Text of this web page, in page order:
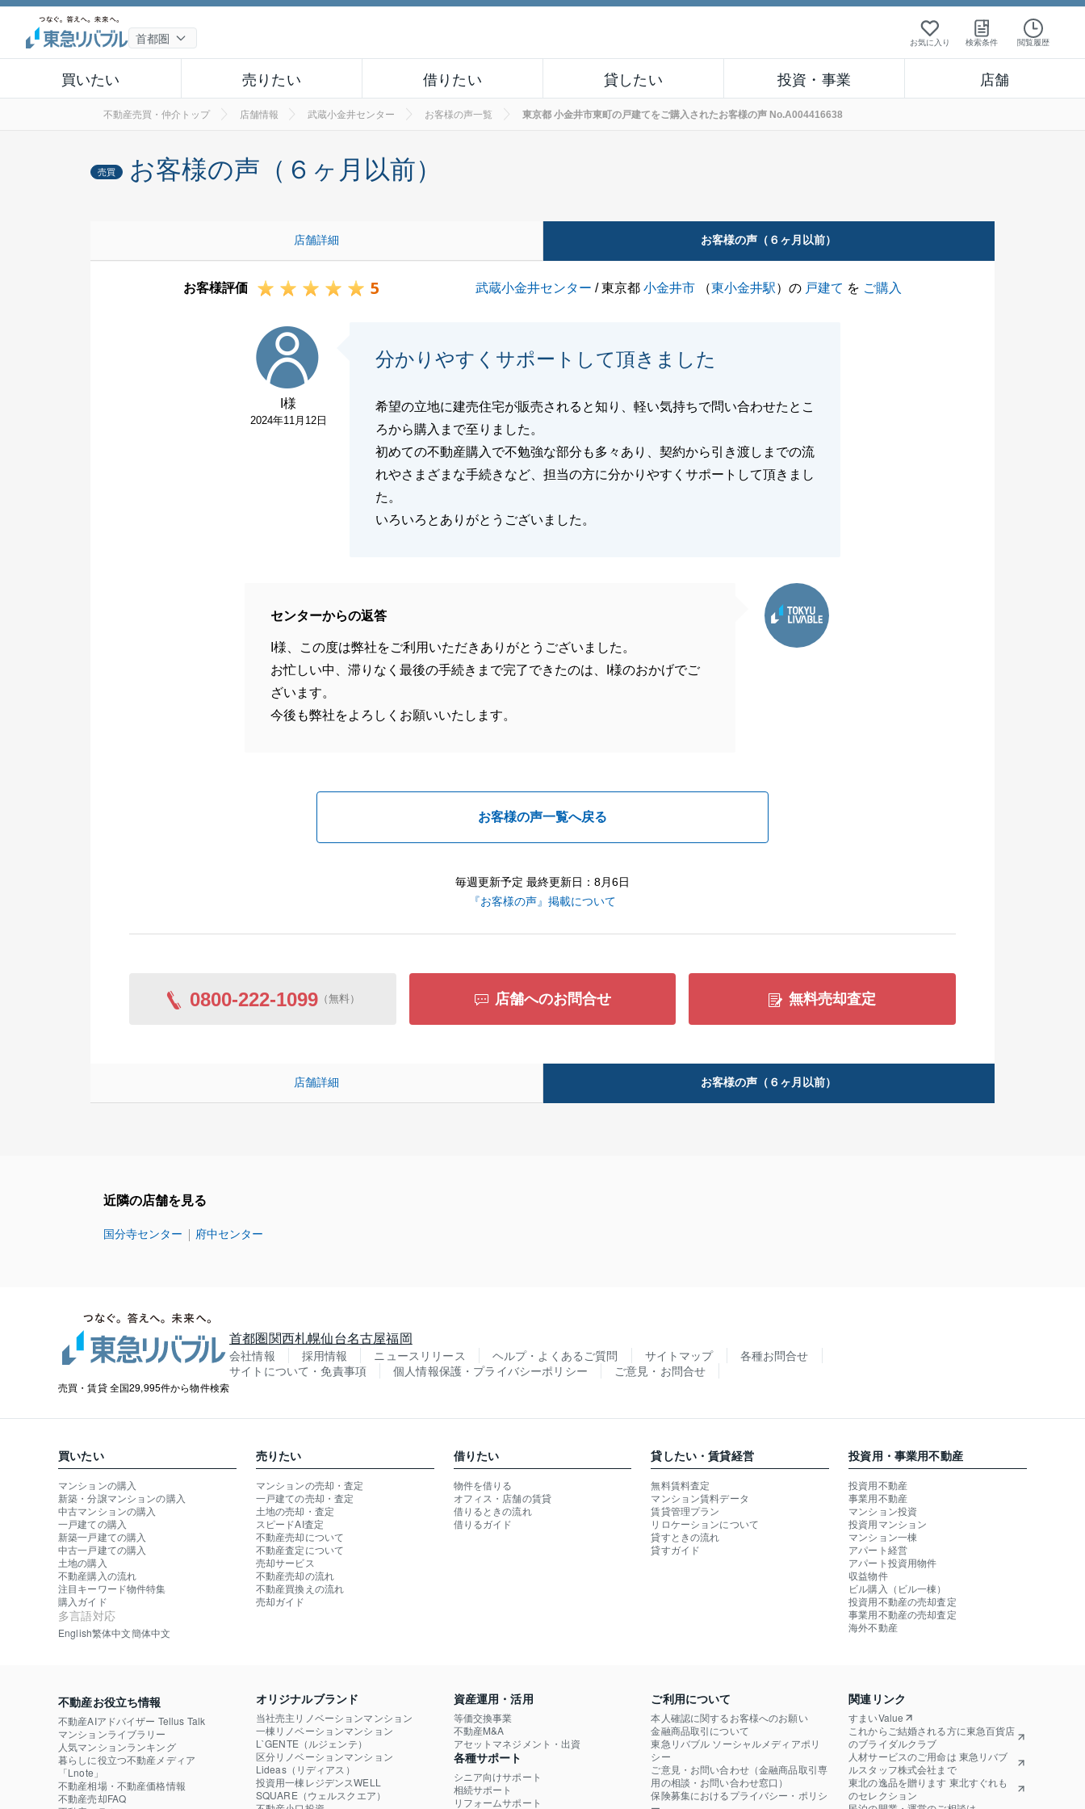
お気に入り 検索条件 閲覧履歴
買いたい 売りたい 借りたい 貸したい 投資・事業 店舗
不動産売買・仲介トップ 店舗情報 武蔵小金井センター お客様の声一覧 東京都 小金井市東町の戸建てをご購入されたお客様の声 No.A004416638
売買 お客様の声（６ヶ月以前）
店舗詳細 お客様の声（６ヶ月以前）
お客様評価 5 武蔵小金井センター / 東京都小金井市 （東小金井駅）の 戸建て を ご購入
I様
2024年11月12日
分かりやすくサポートして頂きました
希望の立地に建売住宅が販売されると知り、軽い気持ちで問い合わせたとこ
ろから購入まで至りました。
初めての不動産購入で不勉強な部分も多々あり、契約から引き渡しまでの流
れやさまざまな手続きなど、担当の方に分かりやすくサポートして頂きまし
た。
いろいろとありがとうございました。
センターからの返答
I様、この度は弊社をご利用いただきありがとうございました。
お忙しい中、滞りなく最後の手続きまで完了できたのは、I様のおかげでご
ざいます。
今後も弊社をよろしくお願いいたします。
お客様の声一覧へ戻る
毎週更新予定 最終更新日：8月6日
『お客様の声』掲載について
0800-222-1099 （無料） 店舗へのお問合せ 無料売却査定
店舗詳細 お客様の声（６ヶ月以前）
近隣の店舗を見る
国分寺センター 府中センター
売買・賃貸 全国29,995件から物件検索
首都圏関西札幌仙台名古屋福岡
会社情報 採用情報 ニュースリリース ヘルプ・よくあるご質問 サイトマップ
各種お問合せ
サイトについて・免責事項
個人情報保護・プライバシーポリシー ご意見・お問合せ
買いたい
マンションの購入
新築・分譲マンションの購入
中古マンションの購入
一戸建ての購入
新築一戸建ての購入
中古一戸建ての購入
土地の購入
不動産購入の流れ
注目キーワード物件特集
購入ガイド
多言語対応
English繁体中文簡体中文
売りたい
マンションの売却・査定
一戸建ての売却・査定
土地の売却・査定
スピードAI査定
不動産売却について
不動産査定について
売却サービス
不動産売却の流れ
不動産買換えの流れ
売却ガイド
借りたい
物件を借りる
オフィス・店舗の賃貸
借りるときの流れ
借りるガイド
貸したい・賃貸経営
無料賃料査定
マンション賃料データ
賃貸管理プラン
リロケーションについて
貸すときの流れ
貸すガイド
投資用・事業用不動産
投資用不動産
事業用不動産
マンション投資
投資用マンション
マンション一棟
アパート経営
アパート投資用物件
収益物件
ビル購入（ビル一棟）
投資用不動産の売却査定
事業用不動産の売却査定
海外不動産
不動産お役立ち情報
不動産AIアドバイザー Tellus Talk
マンションライブラリー
人気マンションランキング
暮らしに役立つ不動産メディア
「Lnote」
不動産相場・不動産価格情報
不動産売却FAQ
オリジナルブランド
当社売主リノベーションマンション
一棟リノベーションマンション
L`GENTE（ルジェンテ）
区分リノベーションマンション
Lideas（リディアス）
投資用一棟レジデンスWELL
SQUARE（ウェルスクエア）
資産運用・活用
等価交換事業
不動産M&A
アセットマネジメント・出資
各種サポート
シニア向けサポート
相続サポート
リフォームサポート
ご利用について
本人確認に関するお客様へのお願い
金融商品取引について
東急リバブル ソーシャルメディアポリ
シー
ご意見・お問い合わせ（金融商品取引専
用の相談・お問い合わせ窓口）
保険募集におけるプライバシー・ポリシ
関連リンク
すまいValue
これからご結婚される方に東急百貨店
のブライダルクラブ
人材サービスのご用命は 東急リバブ
ルスタッフ株式会社まで
東北の逸品を贈ります 東北すぐれも
のセレクション